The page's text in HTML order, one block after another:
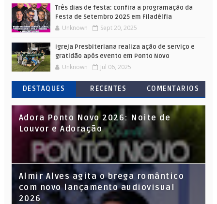
Três dias de festa: confira a programação da
Festa de Setembro 2025 em Filadélfia
Unknown Sept 20, 2025
Igreja Presbiteriana realiza ação de serviço e
gratidão após evento em Ponto Novo
Unknown Jul 06, 2025
DESTAQUES RECENTES COMENTARIOS
Adora Ponto Novo 2026: Noite de
Louvor e Adoração
Almir Alves agita o brega romântico
com novo lançamento audiovisual
2026